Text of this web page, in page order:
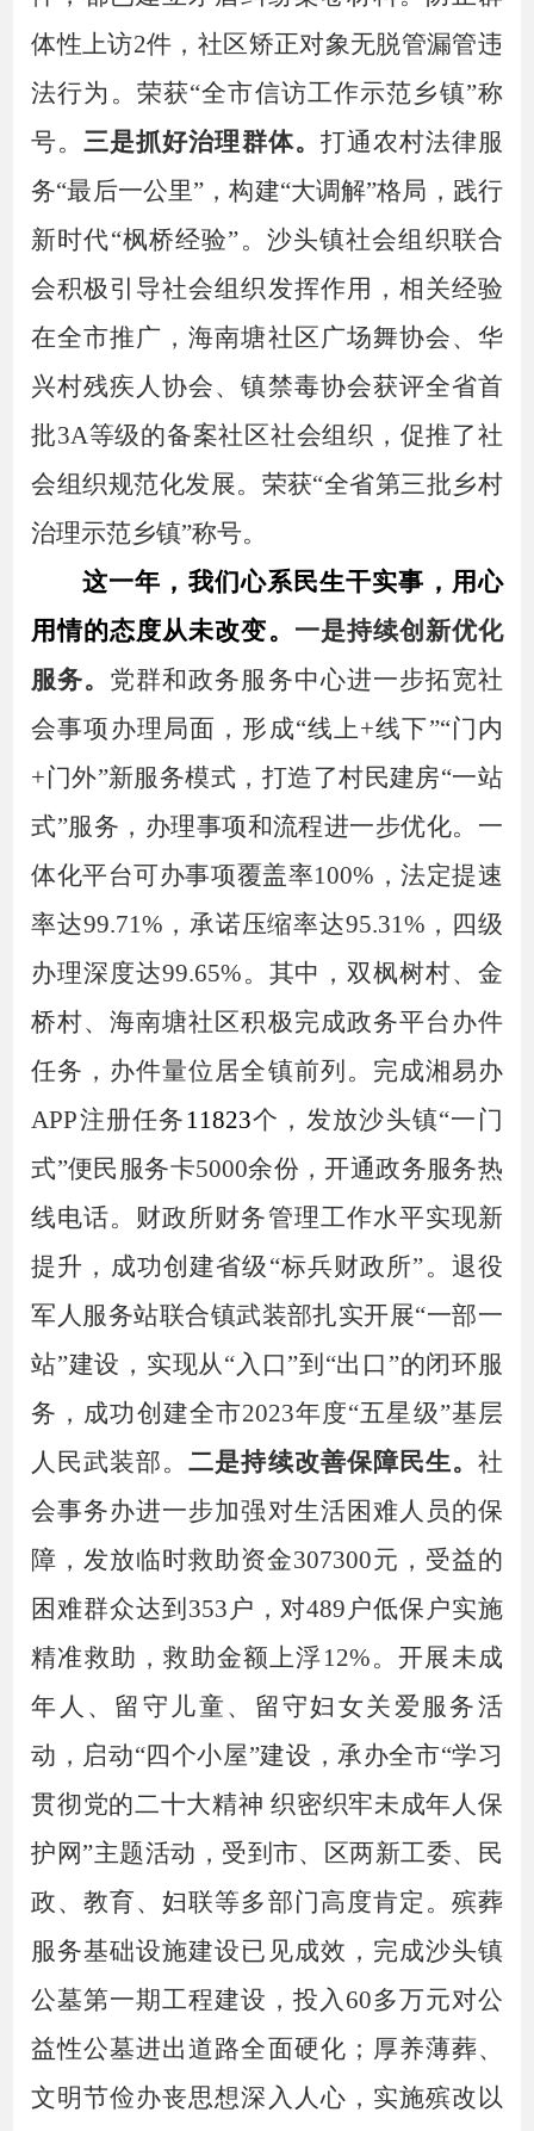
体性上访2件，社区矫正对象无脱管漏管违
法行为。 荣获“全市信访工作示范乡镇”称
号。三是抓好治理群体。 打通农村法律服
务“最后一公里” ，构建“大调解”格局，践行
新时代“枫桥经验”。 沙头镇社会组织联合
会积极引导社会组织发挥作用，相关经验
在全市推广，海南塘社区广场舞协会、华
兴村残疾人协会、镇禁毒协会获评全省首
批3A等级的备案社区社会组织 ， 促推了社
会组织规范化发展。 荣获“全省第三批乡村
治理示范乡镇”称号。
这一年，我们心系民生干实事，用心
用情的态度从未改变。 一是持续创新优化
服务。 党群和政务服务中心进一步拓宽社
会事项办理局面，形成“线上+线下”“门内
+门外”新服务模式，打造了村民建房“一站
式”服务，办理事项和流程进一步优化。 一
体化平台可办事项覆盖率100%，法定提速
率达99.71%，承诺压缩率达95.31%，四级
办理深度达99.65%。其中，双枫树村、金
桥村、海南塘社区积极完成政务平台办件
任务，办件量位居全镇前列。完成湘易办
APP注册任务 11823个，发放沙头镇“一门
式”便民服务卡5000余份，开通政务服务热
线电话。财政所财务管理工作水平实现新
提升，成功创建省级“标兵财政所”。退役
军人服务站联合镇武装部扎实开展“一部一
站”建设，实现从“入口”到“出口”的闭环服
务，成功创建全市2023年度“五星级”基层
人民武装部。二是持续改善保障民生。 社
会事务办进一步加强对生活困难人员的保
障，发放临时救助资金307300元，受益的
困难群众达到353户，对489户低保户实施
精准救助，救助金额上浮12%。开展未成
年人、留守儿童、留守妇女关爱服务活
动，启动“四个小屋”建设，承办全市“学习
贯彻党的二十大精神 织密织牢未成年人保
护网”主题活动，受到市、区两新工委、民
政、教育、妇联等多部门高度肯定。殡葬
服务基础设施建设已见成效，完成沙头镇
公墓第一期工程建设，投入60多万元对公
益性公墓进出道路全面硬化；厚养薄葬、
文明节俭办丧思想深入人心，实施殡改以